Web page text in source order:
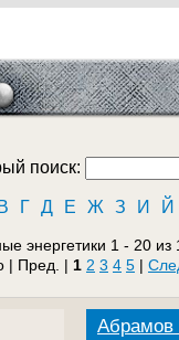
поиск:
В Г Д Е Ж З И Й
энергетики 1 - 20 из
| Пред. | 1 2 3 4 5 |
Абрамов